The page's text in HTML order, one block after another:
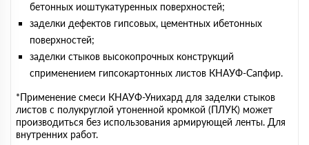
бетонных иоштукатуренных поверхностей;
заделки дефектов гипсовых, цементных ибетонных
поверхностей;
заделки стыков высокопрочных конструкций
сприменением гипсокартонных листов КНАУФ-Сапфир.
*Применение смеси КНАУФ-Унихард для заделки стыков
листов с полукруглой утоненной кромкой (ПЛУК) может
производиться без использования армирующей ленты. Для
внутренних работ.